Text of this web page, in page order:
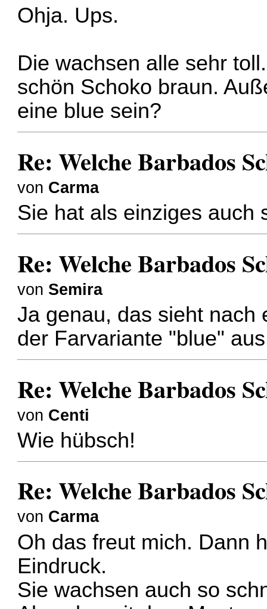
Ohja. Ups.
Die wachsen alle sehr
schön Schoko braun.
eine blue sein?
Re: Welche Barbados
von Carma
Sie hat als einziges auch
Re: Welche Barbados
von Semira
Ja genau, das sieht nach
der Farvariante "blue"
Re: Welche Barbados
von Centi
Wie hübsch!
Re: Welche Barbados
von Carma
Oh das freut mich. Dann
Eindruck.
Sie wachsen auch so